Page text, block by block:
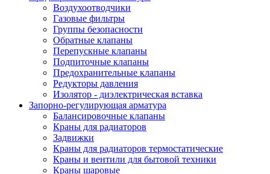
Воздухоотводчики
Газовые фильтры
Группы безопасности
Обратные клапаны
Перепускные клапаны
Подпиточные клапаны
Предохранительные клапаны
Редукторы давления
Изолятор - диэлектрическая вставка
Запорно-регулирующая арматура
Балансировочные клапаны
Краны для радиаторов
Задвижки
Краны для радиаторов термостатические
Краны и вентили для бытовой техники
Краны шаровые